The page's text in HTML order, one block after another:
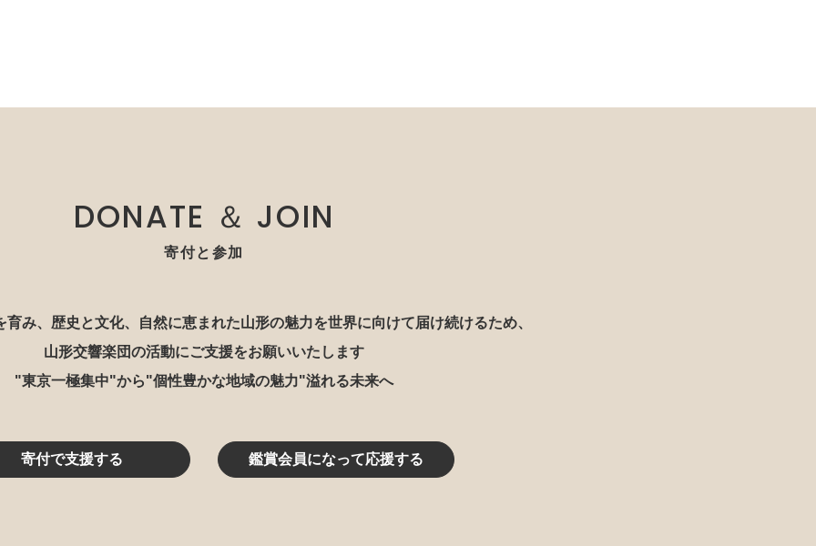
DONATE ＆ JOIN
寄付と参加
育み、歴史と文化、自然に恵まれた山形の魅力を世界に向けて届け続けるため、
山形交響楽団の活動にご支援をお願いいたします
"東京一極集中"から"個性豊かな地域の魅力"溢れる未来へ
寄付で支援する 鑑賞会員になって応援する